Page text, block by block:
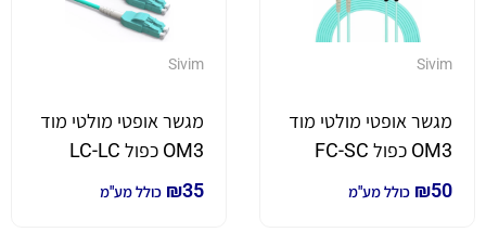
Sivim
מגשר אופטי מולטי מוד
OM3 כפול FC-SC
באורך 3 מטר
₪50 כולל מע"מ
Sivim
מגשר אופטי מולטי מוד
OM3 כפול LC-LC
באורך 0.3 מטר
₪35 כולל מע"מ